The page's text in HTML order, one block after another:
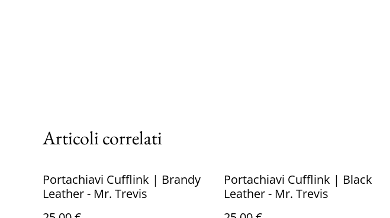
Articoli correlati
Portachiavi Cufflink | Brandy
Leather - Mr. Trevis
Portachiavi Cufflink | Black
Leather - Mr. Trevis